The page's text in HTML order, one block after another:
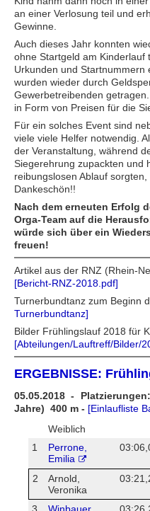
an einer Verlosung teil und
Gewinne.
Auch dieses Jahr konnten
ohne Startgeld am Kinderlauf
Urkunden und Startnummern
wurden wieder durch
Gewerbetreibenden
in Form von Preisen für die
Für ein solches Event sind
viele viele Helfer notwendig.
der Veranstaltung, während
Siegerehrung zupackten und
reibungslosen Ablauf
Dankeschön!!
Nach dem erneuten Erfolg
Orga-Team auf die
würde sich über ein
freuen!
Artikel aus der RNZ (Rhein-
[Bericht-RNZ-2018.pdf]
Turnerbundtanz zum Beginn
Turnerbundtanz]
Bilder Frühlingslauf 2018 für
[Abteilungen/Lauftreff/Bilder/
ERGEBNISSE:
05.05.2018 -
Jahre) 400 m - [Einlaufliste
Weiblich
1
Perrone,
Emilia
2
Arnold,
Veronika